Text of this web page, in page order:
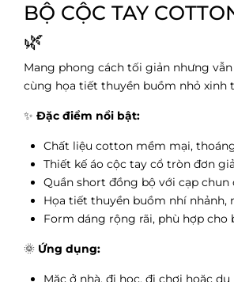
BỘ CỘC TAY
🌿
Mang phong cách tối giản nhưng
cùng họa tiết thuyền buồm nhỏ xinh
✨ Đặc điểm nổi bật:
Chất liệu cotton mềm mại,
Thiết kế áo cộc tay cổ tròn đơn
Quần short đồng bộ với cạp
Họa tiết thuyền buồm nhí
Form dáng rộng rãi, phù hợp cho
🌞 Ứng dụng:
Mặc ở nhà, đi học, đi chơi hoặc du